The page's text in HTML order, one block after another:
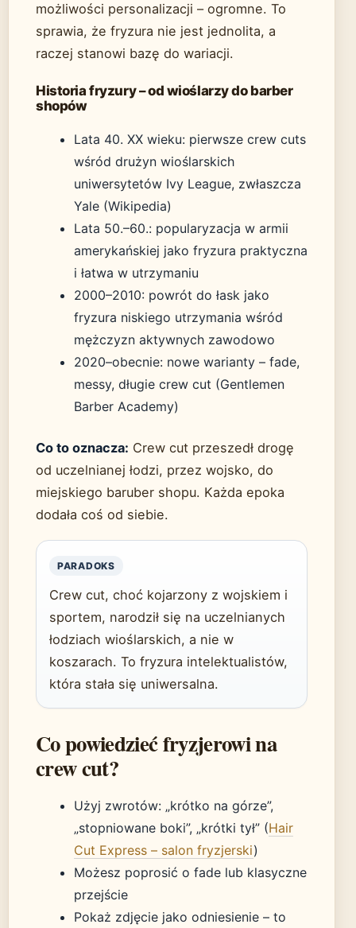
możliwości personalizacji – ogromne. To
sprawia, że fryzura nie jest jednolita, a
raczej stanowi bazę do wariacji.
Historia fryzury – od wioślarzy do barber
shopów
Lata 40. XX wieku: pierwsze crew cuts
wśród drużyn wioślarskich
uniwersytetów Ivy League, zwłaszcza
Yale (Wikipedia)
Lata 50.–60.: popularyzacja w armii
amerykańskiej jako fryzura praktyczna
i łatwa w utrzymaniu
2000–2010: powrót do łask jako
fryzura niskiego utrzymania wśród
mężczyzn aktywnych zawodowo
2020–obecnie: nowe warianty – fade,
messy, długie crew cut (Gentlemen
Barber Academy)
Co to oznacza: Crew cut przeszedł drogę
od uczelnianej łodzi, przez wojsko, do
miejskiego baruber shopu. Każda epoka
dodała coś od siebie.
PARADOKS
Crew cut, choć kojarzony z wojskiem i
sportem, narodził się na uczelnianych
łodziach wioślarskich, a nie w
koszarach. To fryzura intelektualistów,
która stała się uniwersalna.
Co powiedzieć fryzjerowi na
crew cut?
Użyj zwrotów: „krótko na górze”,
„stopniowane boki”, „krótki tył” (Hair
Cut Express – salon fryzjerski)
Możesz poprosić o fade lub klasyczne
przejście
Pokaż zdjęcie jako odniesienie – to